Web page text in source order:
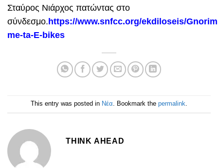
Σταύρος Νιάρχος πατώντας στο
σύνδεσμο. https://www.snfcc.org/ekdiloseis/
me-ta-E-bikes
This entry was posted in Νέα. Bookmark the permalink.
THINK AHEAD